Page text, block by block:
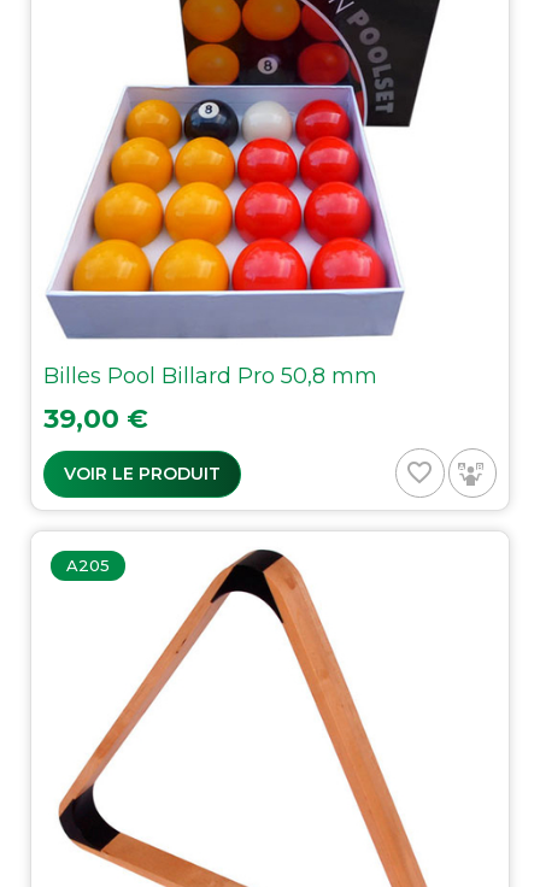
Billes Pool Billard Pro 50,8 mm
Prix
39,00 €
VOIR LE PRODUIT favorite_border
A205